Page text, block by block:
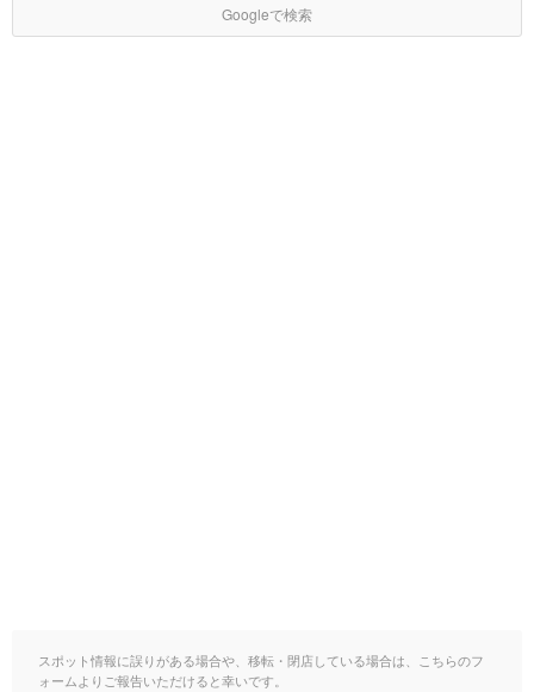
Googleで検索
スポット情報に誤りがある場合や、移転・閉店している場合は、こちらのフ
ォームよりご報告いただけると幸いです。